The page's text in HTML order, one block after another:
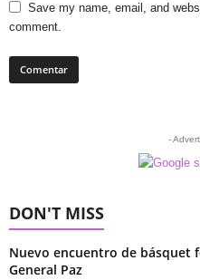
Save my name, email, and
comment.
-
DON'T MISS
Nuevo encuentro de básquet
General Paz